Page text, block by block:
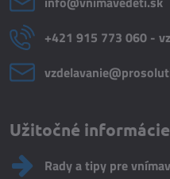
+421 915 773 060 -
Užitočné informácie
Rady a tipy pre